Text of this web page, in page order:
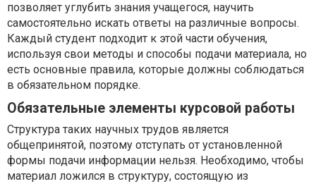
позволяет углубить знания учащегося, научить
самостоятельно искать ответы на различные вопросы.
Каждый студент подходит к этой части обучения,
используя свои методы и способы подачи материала, но
есть основные правила, которые должны соблюдаться
в обязательном порядке.
Обязательные элементы курсовой работы
Структура таких научных трудов является
общепринятой, поэтому отступать от установленной
формы подачи информации нельзя. Необходимо, чтобы
материал ложился в структуру, состоящую из